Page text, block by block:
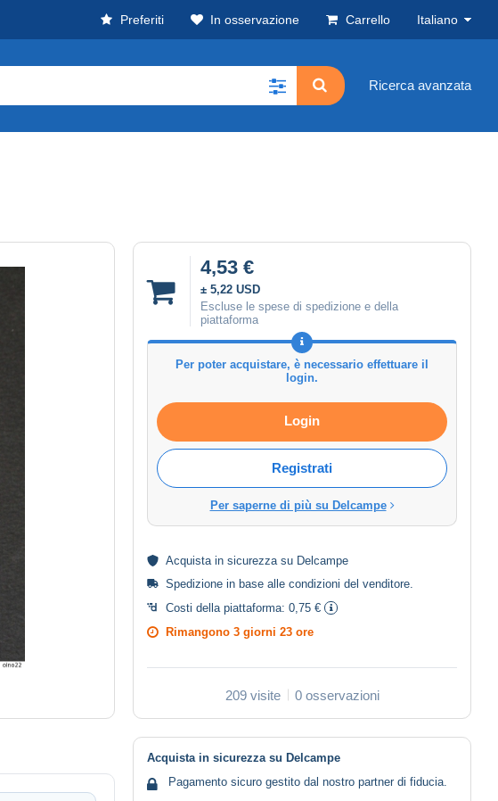
Preferiti In osservazione Carrello Italiano
Ricerca avanzata
4,53 €
± 5,22 USD
Escluse le spese di spedizione e della
piattaforma
Per poter acquistare, è necessario effettuare il
login.
Login
Registrati
Per saperne di più su Delcampe
Acquista in sicurezza su Delcampe
Spedizione in base alle condizioni del venditore
Costi della piattaforma: 0,75 €
Rimangono 3 giorni 23 ore
209 visite 0 osservazioni
Acquista in sicurezza su Delcampe
Pagamento sicuro gestito dal nostro partner di fiducia.